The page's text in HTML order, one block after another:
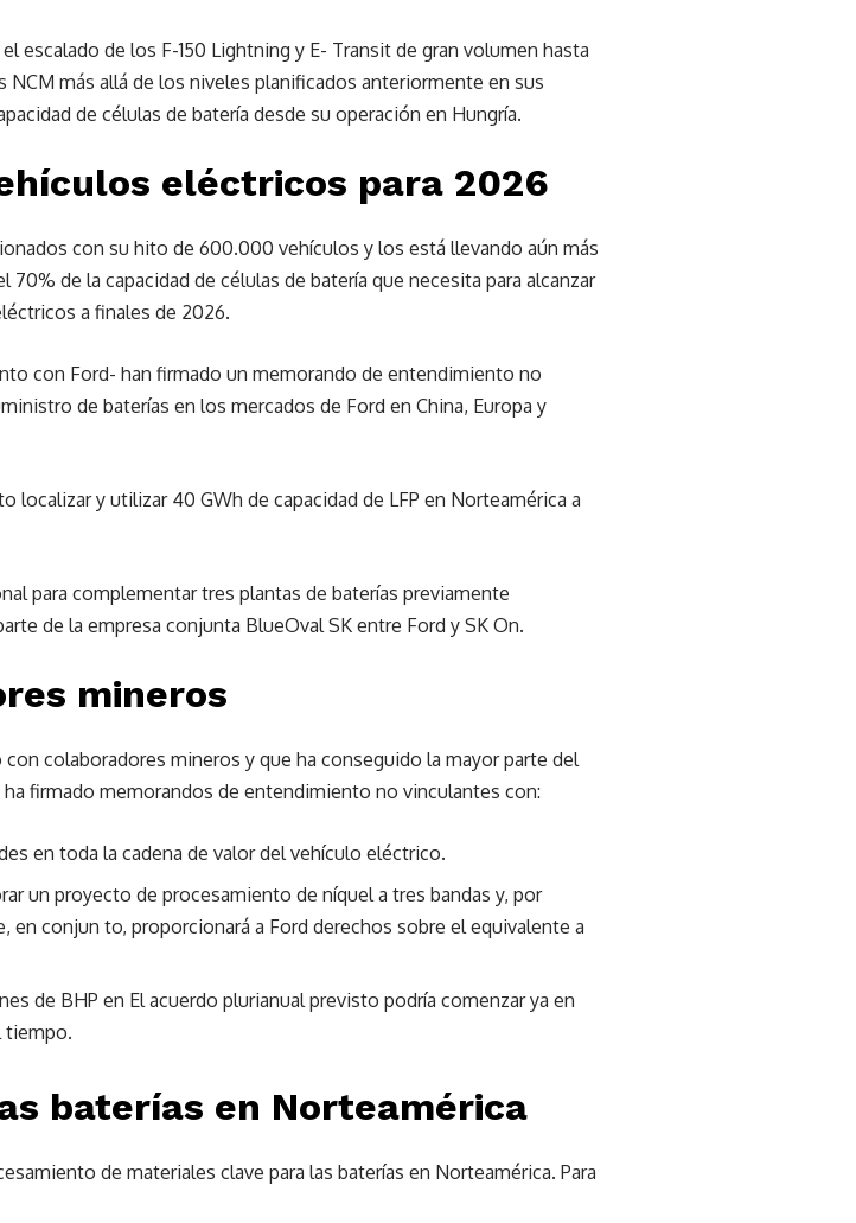
escalado de los F-150 Lightning y E- Transit de gran volumen hasta
más allá de los niveles planificados anteriormente en sus
de células de batería desde su operación en Hungría.
eléctricos para 2026
con su hito de 600.000 vehículos y los está llevando aún más
de la capacidad de células de batería que necesita para alcanzar
a finales de 2026.
con Ford- han firmado un memorando de entendimiento no
de baterías en los mercados de Ford en China, Europa y
localizar y utilizar 40 GWh de capacidad de LFP en Norteamérica a
para complementar tres plantas de baterías previamente
de la empresa conjunta BlueOval SK entre Ford y SK On.
mineros
colaboradores mineros y que ha conseguido la mayor parte del
firmado memorandos de entendimiento no vinculantes con:
en toda la cadena de valor del vehículo eléctrico.
un proyecto de procesamiento de níquel a tres bandas y, por
en conjun to, proporcionará a Ford derechos sobre el equivalente a
de BHP en El acuerdo plurianual previsto podría comenzar ya en
tiempo.
baterías en Norteamérica
de materiales clave para las baterías en Norteamérica. Para